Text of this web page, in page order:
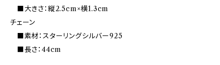
■大きさ：縦2.5cm×横1.3cm
チェーン
■素材：スターリングシルバー925
■長さ：44cm